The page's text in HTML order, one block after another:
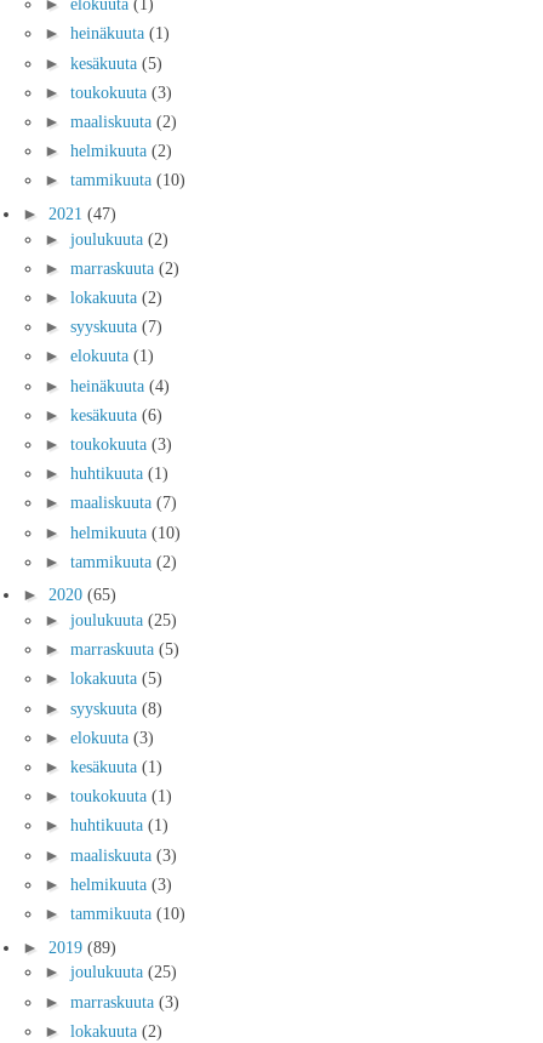
► heinäkuuta (1)
► kesäkuuta (5)
► toukokuuta (3)
► maaliskuuta (2)
► helmikuuta (2)
► tammikuuta (10)
► 2021 (47)
► joulukuuta (2)
► marraskuuta (2)
► lokakuuta (2)
► syyskuuta (7)
► elokuuta (1)
► heinäkuuta (4)
► kesäkuuta (6)
► toukokuuta (3)
► huhtikuuta (1)
► maaliskuuta (7)
► helmikuuta (10)
► tammikuuta (2)
► 2020 (65)
► joulukuuta (25)
► marraskuuta (5)
► lokakuuta (5)
► syyskuuta (8)
► elokuuta (3)
► kesäkuuta (1)
► toukokuuta (1)
► huhtikuuta (1)
► maaliskuuta (3)
► helmikuuta (3)
► tammikuuta (10)
► 2019 (89)
► joulukuuta (25)
► marraskuuta (3)
► lokakuuta (2)